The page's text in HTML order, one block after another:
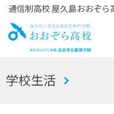
通信制高校 屋久島おおぞ
お
学校生活